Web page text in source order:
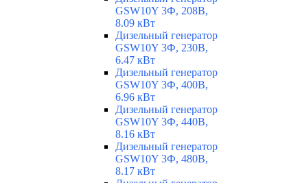
GSW10Y 3Ф, 208В,
8.09 кВт
Дизельный генератор
GSW10Y 3Ф, 230В,
6.47 кВт
Дизельный генератор
GSW10Y 3Ф, 400В,
6.96 кВт
Дизельный генератор
GSW10Y 3Ф, 440В,
8.16 кВт
Дизельный генератор
GSW10Y 3Ф, 480В,
8.17 кВт